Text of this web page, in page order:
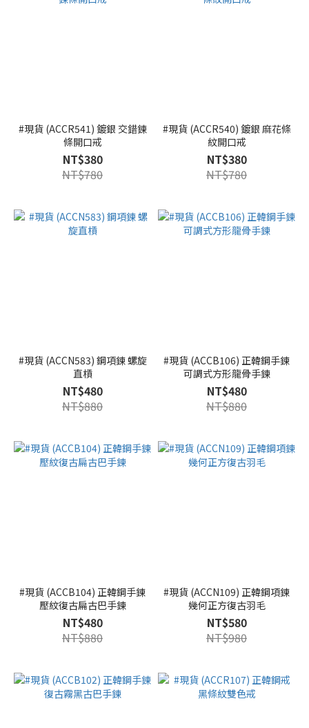
#現貨 (ACCR541) 鍍銀 交錯鍊
條開口戒
NT$380
NT$780
#現貨 (ACCR540) 鍍銀 麻花條
紋開口戒
NT$380
NT$780
#現貨 (ACCN583) 鋼項鍊 螺旋
直槓
NT$480
NT$880
#現貨 (ACCB106) 正韓鋼手鍊
可調式方形龍骨手鍊
NT$480
NT$880
#現貨 (ACCB104) 正韓鋼手鍊
壓紋復古扁古巴手鍊
NT$480
NT$880
#現貨 (ACCN109) 正韓鋼項鍊
幾何正方復古羽毛
NT$580
NT$980